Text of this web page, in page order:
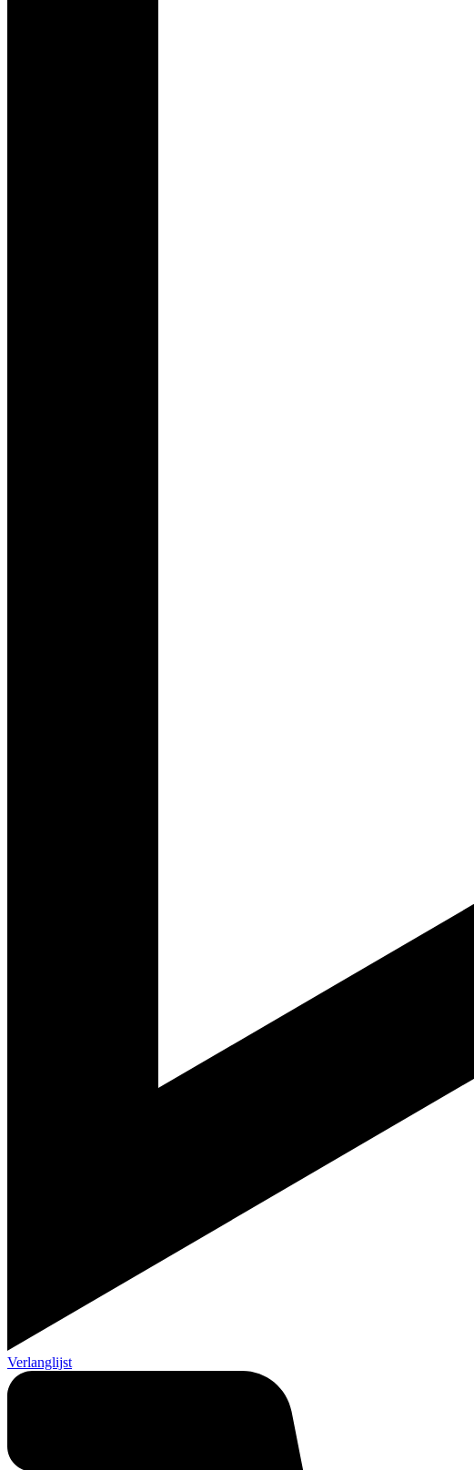
Verlanglijst